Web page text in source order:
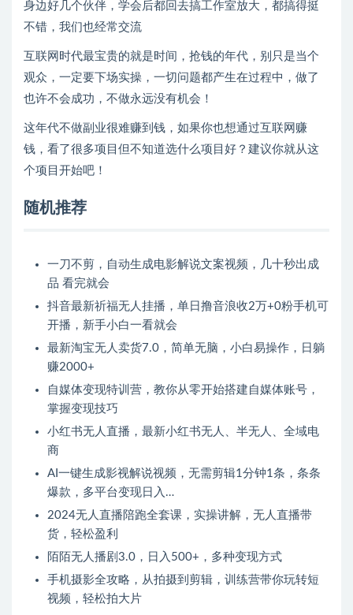
身边好几个伙伴，学会后都回去搞工作室放大，都搞得挺
不错，我们也经常交流
互联网时代最宝贵的就是时间，抢钱的年代，别只是当个
观众，一定要下场实操，一切问题都产生在过程中，做了
也许不会成功，不做永远没有机会！
这年代不做副业很难赚到钱，如果你也想通过互联网赚
钱，看了很多项目但不知道选什么项目好？建议你就从这
个项目开始吧！
随机推荐
一刀不剪，自动生成电影解说文案视频，几十秒出成
品 看完就会
抖音最新祈福无人挂播，单日撸音浪收2万+0粉手机可
开播，新手小白一看就会
最新淘宝无人卖货7.0，简单无脑，小白易操作，日躺
赚2000+
自媒体变现特训营，教你从零开始搭建自媒体账号，
掌握变现技巧
小红书无人直播，​最新小红书无人、半无人、全域电
商
AI一键生成影视解说视频，无需剪辑1分钟1条，条条
爆款，多平台变现日入…
2024无人直播陪跑全套课，实操讲解，无人直播带
货，轻松盈利
陌陌无人播剧3.0，日入500+，多种变现方式
手机摄影全攻略，从拍摄到剪辑，训练营带你玩转短
视频，轻松拍大片